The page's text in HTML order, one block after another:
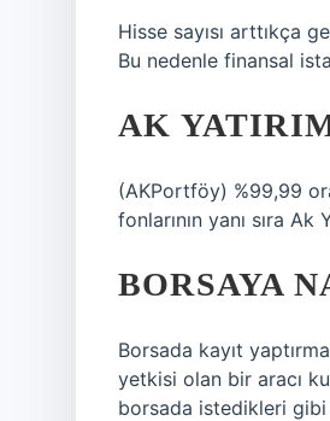
Hisse sayısı arttıkça
Bu nedenle finansal
AK
(AKPortföy) %99,99
fonlarının yanı sıra
BORSAYA
Borsada kayıt
yetkisi olan bir aracı
borsada istedikleri